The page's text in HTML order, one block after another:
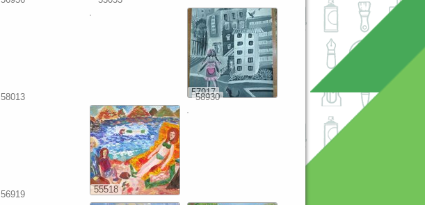
57917
58013
55518
58930
56919